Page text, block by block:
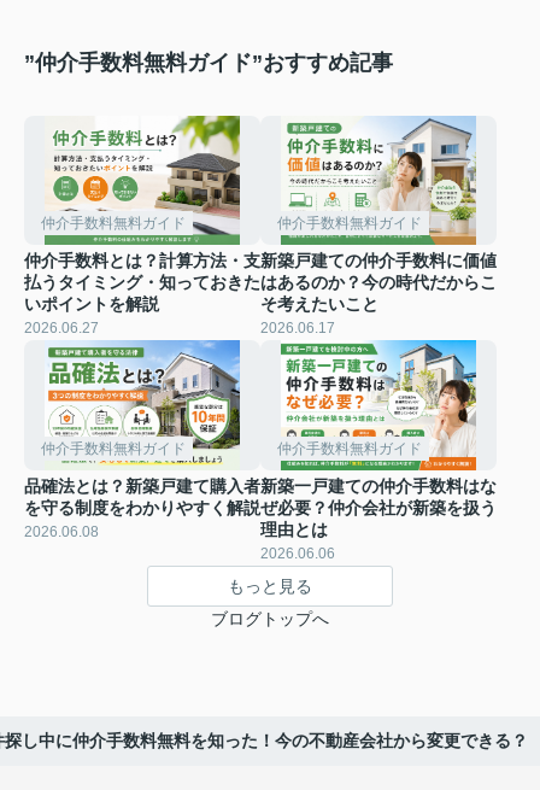
”仲介手数料無料ガイド”おすすめ記事
仲介手数料無料ガイド
仲介手数料とは？計算方法・支
払うタイミング・知っておきた
いポイントを解説
2026.06.27
仲介手数料無料ガイド
新築戸建ての仲介手数料に価値
はあるのか？今の時代だからこ
そ考えたいこと
2026.06.17
仲介手数料無料ガイド
品確法とは？新築戸建て購入者
を守る制度をわかりやすく解説
2026.06.08
仲介手数料無料ガイド
新築一戸建ての仲介手数料はな
ぜ必要？仲介会社が新築を扱う
理由とは
2026.06.06
もっと見る
ブログトップへ
探し中に仲介手数料無料を知った！今の不動産会社から変更できる？